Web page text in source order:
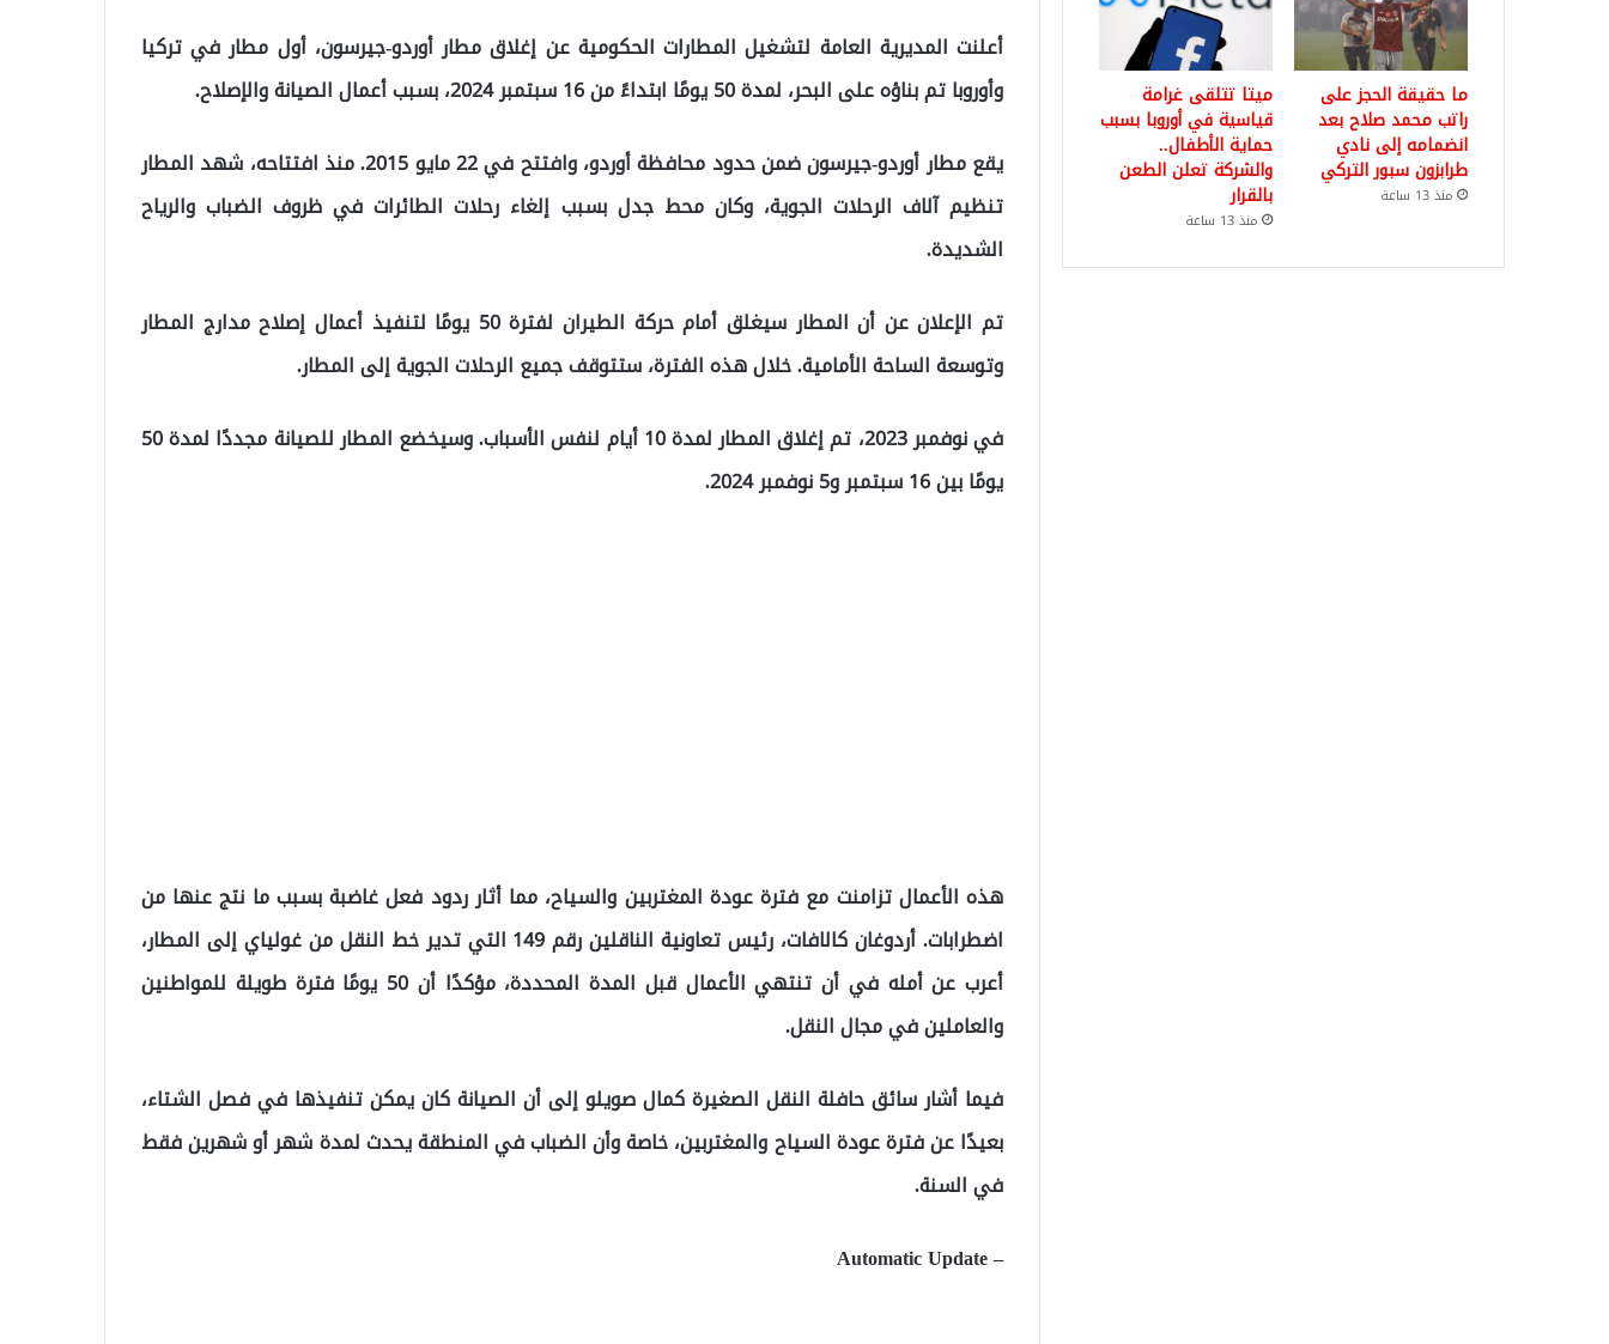
أعلنت المديرية العامة لتشغيل المطارات الحكومية عن إغلاق مطار أوردو-جيرسون، أول مطار في تركيا
وأوروبا تم بناؤه على البحر، لمدة 50 يومًا ابتداءً من 16 سبتمبر 2024، بسبب أعمال الصيانة والإصلاح.
يقع مطار أوردو-جيرسون ضمن حدود محافظة أوردو، وافتتح في 22 مايو 2015. منذ افتتاحه، شهد المطار
تنظيم آلاف الرحلات الجوية، وكان محط جدل بسبب إلغاء رحلات الطائرات في ظروف الضباب والرياح
الشديدة.
تم الإعلان عن أن المطار سيغلق أمام حركة الطيران لفترة 50 يومًا لتنفيذ أعمال إصلاح مدارج المطار
وتوسعة الساحة الأمامية. خلال هذه الفترة، ستتوقف جميع الرحلات الجوية إلى المطار.
في نوفمبر 2023، تم إغلاق المطار لمدة 10 أيام لنفس الأسباب. وسيخضع المطار للصيانة مجددًا لمدة 50
يومًا بين 16 سبتمبر و5 نوفمبر 2024.
هذه الأعمال تزامنت مع فترة عودة المغتربين والسياح، مما أثار ردود فعل غاضبة بسبب ما نتج عنها من
اضطرابات. أردوغان كالافات، رئيس تعاونية الناقلين رقم 149 التي تدير خط النقل من غولياي إلى المطار،
أعرب عن أمله في أن تنتهي الأعمال قبل المدة المحددة، مؤكدًا أن 50 يومًا فترة طويلة للمواطنين
والعاملين في مجال النقل.
فيما أشار سائق حافلة النقل الصغيرة كمال صويلو إلى أن الصيانة كان يمكن تنفيذها في فصل الشتاء،
بعيدًا عن فترة عودة السياح والمغتربين، خاصة وأن الضباب في المنطقة يحدث لمدة شهر أو شهرين فقط
في السنة.
– Automatic Update
ما حقيقة الحجز على
راتب محمد صلاح بعد
انضمامه إلى نادي
طرابزون سبور التركي
منذ 13 ساعة
ميتا تتلقى غرامة
قياسية في أوروبا بسبب
حماية الأطفال..
والشركة تعلن الطعن
بالقرار
منذ 13 ساعة